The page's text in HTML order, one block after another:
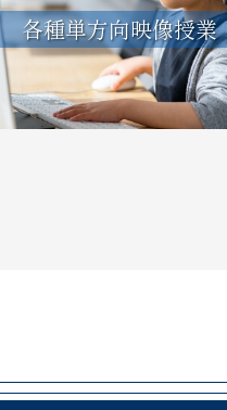
各種単方向映像授業